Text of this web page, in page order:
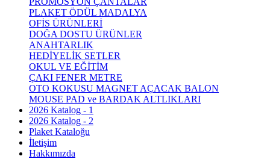
PLAKET ÖDÜL MADALYA
OFİS ÜRÜNLERİ
DOĞA DOSTU ÜRÜNLER
ANAHTARLIK
HEDİYELİK SETLER
OKUL VE EĞİTİM
ÇAKI FENER METRE
OTO KOKUSU MAGNET AÇACAK BALON
MOUSE PAD ve BARDAK ALTLIKLARI
2026 Katalog - 1
2026 Katalog - 2
Plaket Kataloğu
İletişim
Hakkımızda